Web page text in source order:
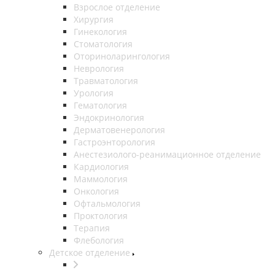
Взрослое отделение
Хирургия
Гинекология
Стоматология
Оториноларингология
Неврология
Травматология
Урология
Гематология
Эндокринология
Дерматовенерология
Гастроэнторология
Анестезиолого-реанимационное отделение
Кардиология
Маммология
Онкология
Офтальмология
Проктология
Терапия
Флебология
Детское отделение